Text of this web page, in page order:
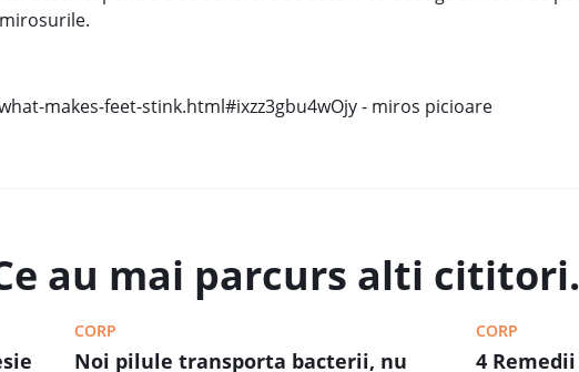
makes-feet-stink.html#ixzz3gbu4wOjy - miros picioare
au mai parcurs alti
CORP
Noi pilule transporta bacterii, nu
CORP
4